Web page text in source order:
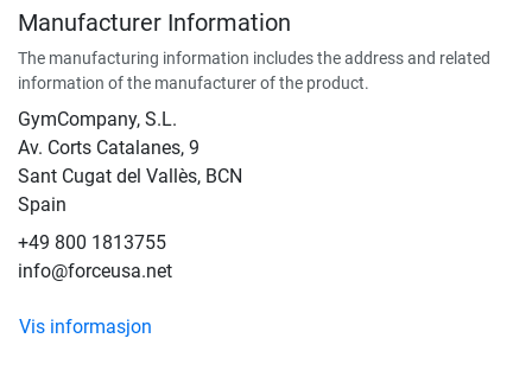
Manufacturer Information
The manufacturing information includes the address and related
information of the manufacturer of the product.
GymCompany, S.L.
Av. Corts Catalanes, 9
Sant Cugat del Vallès, BCN
Spain
+49 800 1813755
info@forceusa.net
Vis informasjon